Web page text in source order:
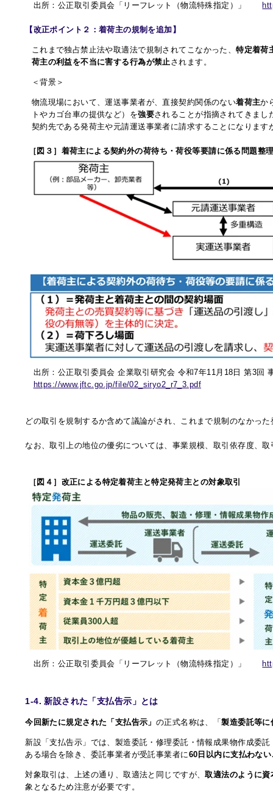
出所：公正取引委員会「リーフレット（物流特殊指定）」
【改正ポイント２：着荷主の規制を追加】
これまで独占禁止法や取適法で規制されてこなかった、特定着荷
荷主の利益を不当に害する行為が禁止されます。
＜背景＞
物流現場において、運送事業者が、直接契約関係のない着荷主か
トやカゴ台車の提供など）を強要されることが指摘されてきま
契約先である発荷主や元請運送事業者に請求することになりま
［図３］着荷主による契約外の荷待ち・荷役等要請に係る問題整
出所：公正取引委員会 企業取引研究会 令和7年11月 18 日 第3回
https://www.jftc.go.jp/file/02_siryo2_r7_3.pdf
どの取引を規制するか含めて議論がされ、これまで規制のなかっ
なお、取引上の地位の優劣については、事業規模、取引依存度、
［図４］改正による特定着荷主と特定発荷主との対象取引
出所：公正取引委員会「リーフレット（物流特殊指定）」
1-4. 新設された「支払告示」とは
今回新たに規定された「支払告示」 の正式名称は、「製造委託等に
新設「支払告示」では、製造委託・修理委託・情報成果物作成委
ある場合を除き、委託事業者が受託事業者に60日以内に支払わな
対象取引は、上述の通り、取適法と同じですが、取適法のように
象となるため注意が必要です。